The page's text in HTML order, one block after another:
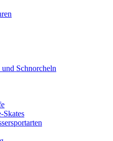
Schnorcheln
Skates